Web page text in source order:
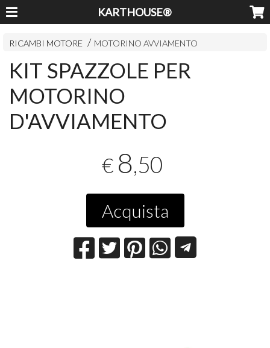
KARTHOUSE®
RICAMBI MOTORE MOTORINO AVVIAMENTO
KIT SPAZZOLE PER
MOTORINO
D'AVVIAMENTO
€ 8,50
Acquista